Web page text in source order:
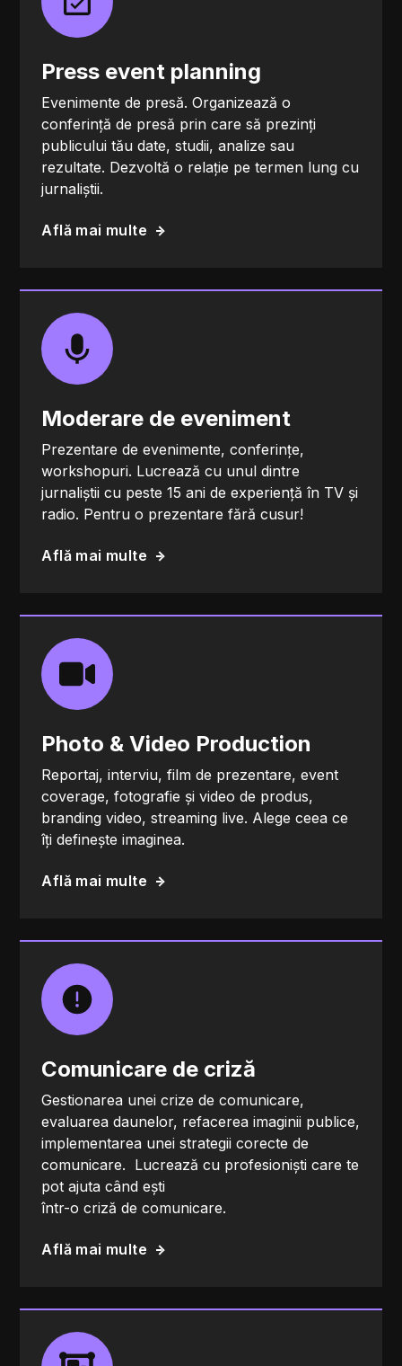
Press event planning
Evenimente de presă. Organizează o
conferință de presă prin care să prezinți
publicului tău date, studii, analize sau
rezultate. Dezvoltă o relație pe termen lung cu
jurnaliștii.
Află mai multe
Moderare de eveniment
Prezentare de evenimente, conferințe,
workshopuri. Lucrează cu unul dintre
jurnaliștii cu peste 15 ani de experiență în TV și
radio. Pentru o prezentare fără cusur!
Află mai multe
Photo & Video Production
Reportaj, interviu, film de prezentare, event
coverage, fotografie și video de produs,
branding video, streaming live. Alege ceea ce
îți definește imaginea.
Află mai multe
Comunicare de criză
Gestionarea unei crize de comunicare,
evaluarea daunelor, refacerea imaginii publice,
implementarea unei strategii corecte de
comunicare. Lucrează cu profesioniști care te
pot ajuta când ești
într-o criză de comunicare.
Află mai multe